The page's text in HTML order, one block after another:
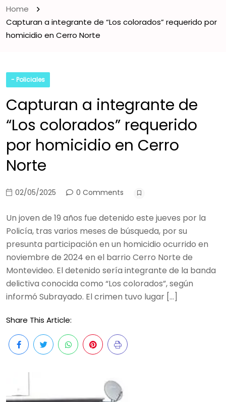
Home
Capturan a integrante de “Los colorados” requerido por
homicidio en Cerro Norte
- Policiales
Capturan a integrante de
“Los colorados” requerido
por homicidio en Cerro
Norte
02/05/2025 0 Comments
Un joven de 19 años fue detenido este jueves por la
Policía, tras varios meses de búsqueda, por su
presunta participación en un homicidio ocurrido en
noviembre de 2024 en el barrio Cerro Norte de
Montevideo. El detenido sería integrante de la banda
delictiva conocida como “Los colorados”, según
informó Subrayado. El crimen tuvo lugar […]
Share This Article: